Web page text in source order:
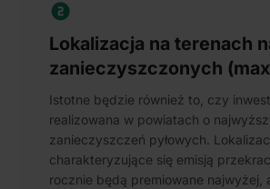
Lokalizacja na terenach
zanieczyszczonych
Istotne będzie również to, czy
realizowana w powiatach o
zanieczyszczeń pyłowych.
charakteryzujące się emisją
rocznie będą premiowane najwyżej,